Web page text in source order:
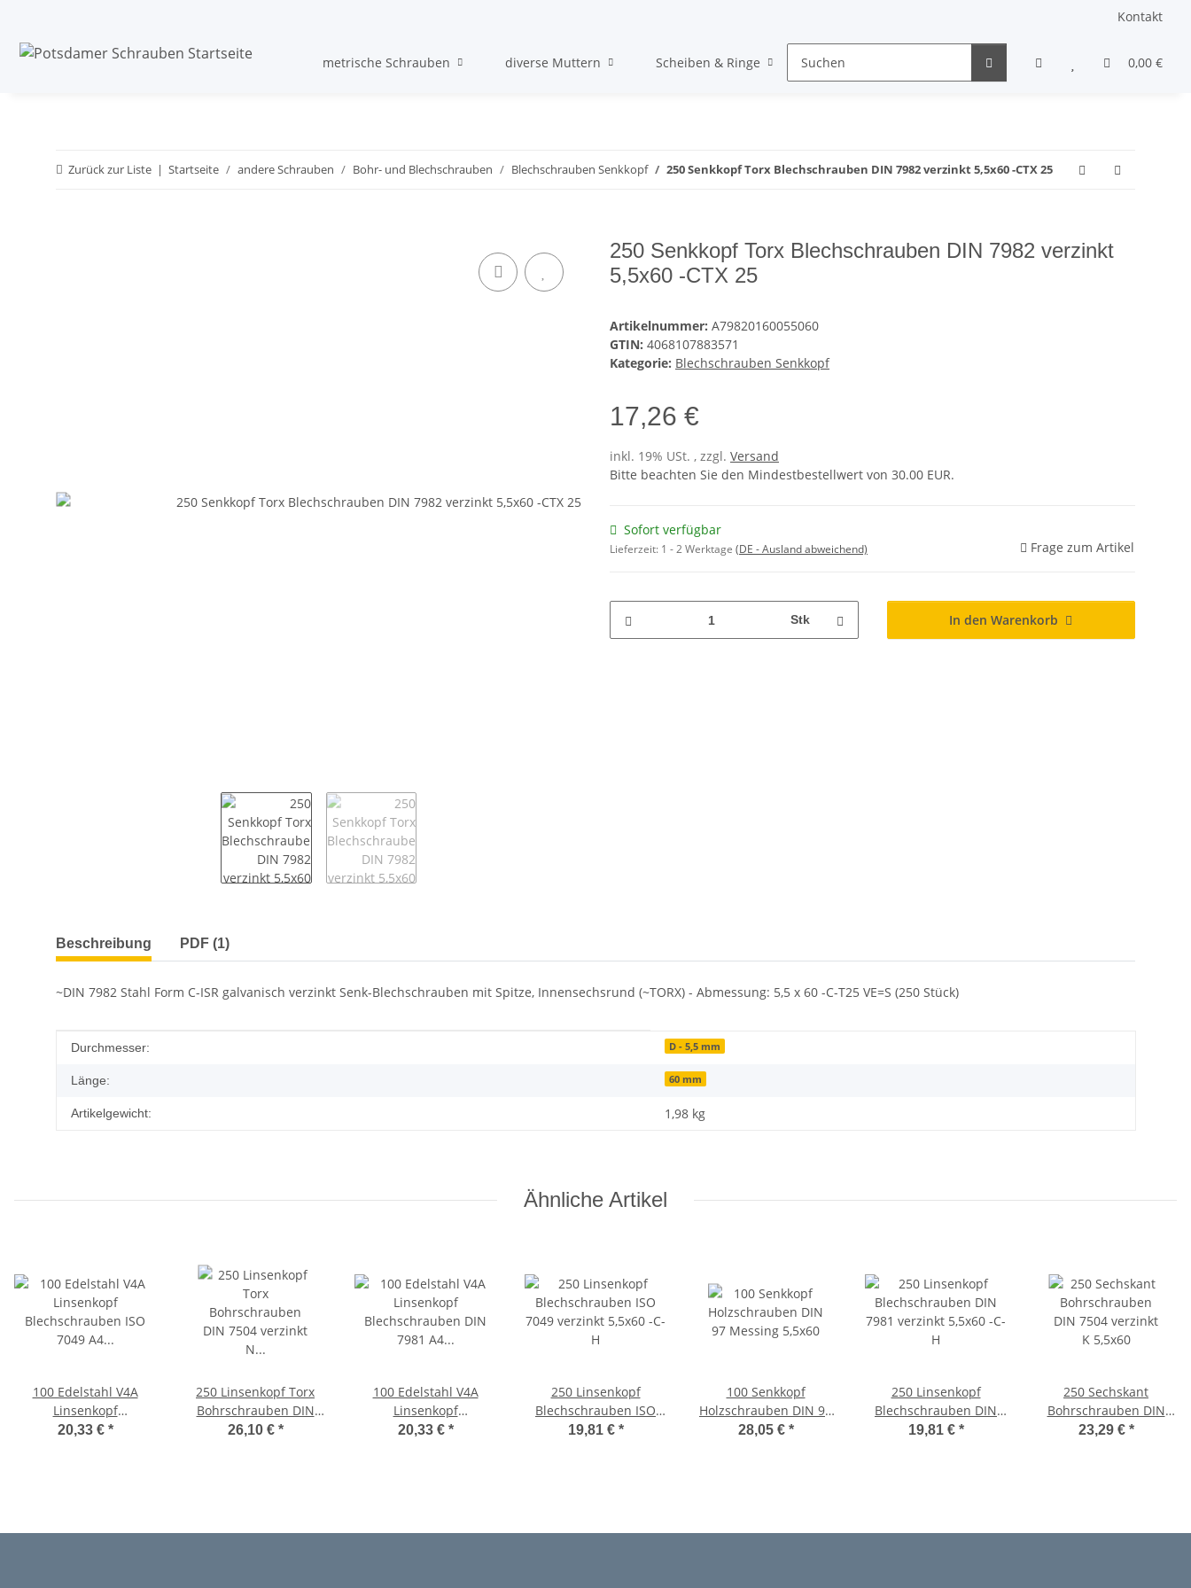
Kontakt
0,00 €
metrische Schrauben diverse Muttern Scheiben & Ringe Gewindestifte & Stifte andere Schrauben
Zurück zur Liste Startseite andere Schrauben Bohr- und Blechschrauben Blechschrauben Senkkopf 250 Senkkopf Torx Blechschrauben DIN 7982 verzinkt 5,5x60 -CTX 25
250 Senkkopf Torx Blechschrauben DIN 7982 verzinkt
5,5x60 -CTX 25
Artikelnummer: A79820160055060
GTIN: 4068107883571
Kategorie: Blechschrauben Senkkopf
17,26 €
inkl. 19% USt. , zzgl. Versand
Bitte beachten Sie den Mindestbestellwert von 30.00 EUR.
Sofort verfügbar
Lieferzeit: 1 - 2 Werktage (DE - Ausland abweichend) Frage zum Artikel
Stk In den Warenkorb
weitere Registerkarten anzeigen
Beschreibung PDF (1)
~DIN 7982 Stahl Form C-ISR galvanisch verzinkt Senk-Blechschrauben mit Spitze, Innensechsrund (~TORX) - Abmessung: 5,5 x 60 -C-T25 VE=S (250 Stück)
Produkteigenschaft
Wert
Durchmesser: D - 5,5 mm
Länge: 60 mm
Artikelgewicht: 1,98 kg
Ähnliche Artikel
100 Edelstahl V4A
Linsenkopf
Blechschrauben ISO
20,33 € *
250 Linsenkopf Torx
Bohrschrauben DIN
7504 verzinkt N 5,5x60
26,10 € *
100 Edelstahl V4A
Linsenkopf
Blechschrauben DIN
20,33 € *
250 Linsenkopf
Blechschrauben ISO
7049 verzinkt 5,5x60 -C-
19,81 € *
100 Senkkopf
Holzschrauben DIN 97
Messing 5,5x60
28,05 € *
250 Linsenkopf
Blechschrauben DIN
7981 verzinkt 5,5x60 -C-
19,81 € *
250 Sechskant
Bohrschrauben DIN
7504 verzinkt K 5,5x60
23,29 € *